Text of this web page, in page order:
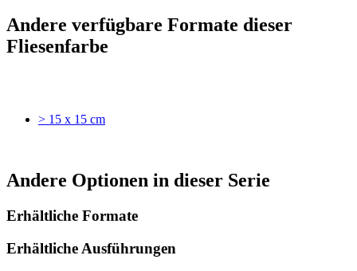
Andere verfügbare Formate dieser
Fliesenfarbe
> 15 x 15 cm
Andere Optionen in dieser Serie
Erhältliche Formate
Erhältliche Ausführungen